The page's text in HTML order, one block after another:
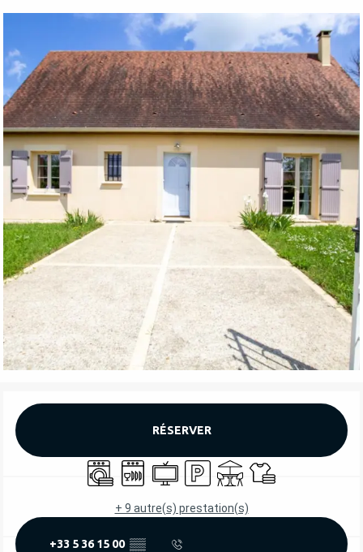
OUVERTURE ET COORDONNÉES
RÉSERVER
Lave lingeLave vaisselle
TélévisionParkingTerrasseDraps et linge
+ 9 autre(s) prestation(s)
+33 5 36 15 00 ▒▒